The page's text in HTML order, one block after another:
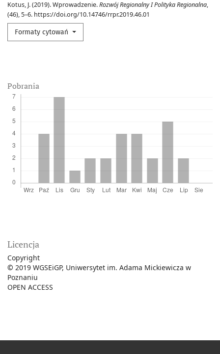
Kotus, J. (2019). Wprowadzenie.Rozwój Regionalny I Polityka Regionalna,
(46), 5–6. https://doi.org/10.14746/rrpr.2019.46.01
Formaty cytowań
Pobrania
Licencja
Copyright
© 2019 WGSEiGP, Uniwersytet im. Adama Mickiewicza w
Poznaniu
OPEN ACCESS